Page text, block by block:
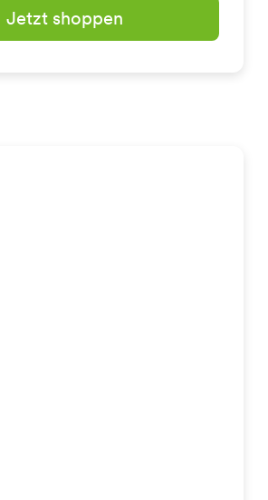
Jetzt shoppen